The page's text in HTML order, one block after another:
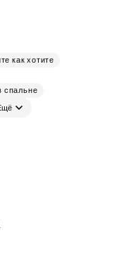
как хотите
спальне